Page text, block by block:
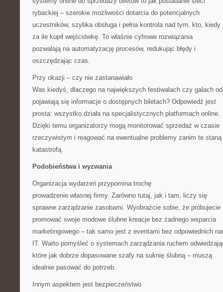
rybackiej – szerokie możliwości dotarcia do potencjalnych
uczestników, szybka obsługa i pełna kontrola nad tym, kto, kiedy
za ile kupił wejściówkę. To właśnie cyfrowe rozwiązania
pozwalają na automatyzację procesów, redukując błędy i
oszczędzając czas.
Przy okazji – czy nie zastanawiało
Was kiedyś, dlaczego na największych festiwalach czy galach
pojawiają się informacje o dostępnych biletach? Odpowiedź jest
prosta: wszystko działa na specjalistycznych platformach online.
Dzięki temu organizatorzy mogą monitorować sprzedaż w czasie
rzeczywistym i reagować na ewentualne problemy zanim te
katastrofą.
Podobieństwa i wyzwania
Organizacja wydarzeń przypomina trochę
prowadzenie własnej firmy. Zarówno tutaj, jak i tam, liczy się
sprawne zarządzanie zasobami. Wyobraźcie sobie, że próbujecie
promować swoje modowe ślubne kreacje bez żadnego wsparcia
marketingowego – tak samo jest z eventami bez odpowiednich
IT. Warto pomyśleć o systemach zarządzania ruchem
które jak dobrze dopasowane szafy na suknię ślubną – muszą
idealnie pasować do potrzeb.
Innym aspektem jest bezpieczeństwo